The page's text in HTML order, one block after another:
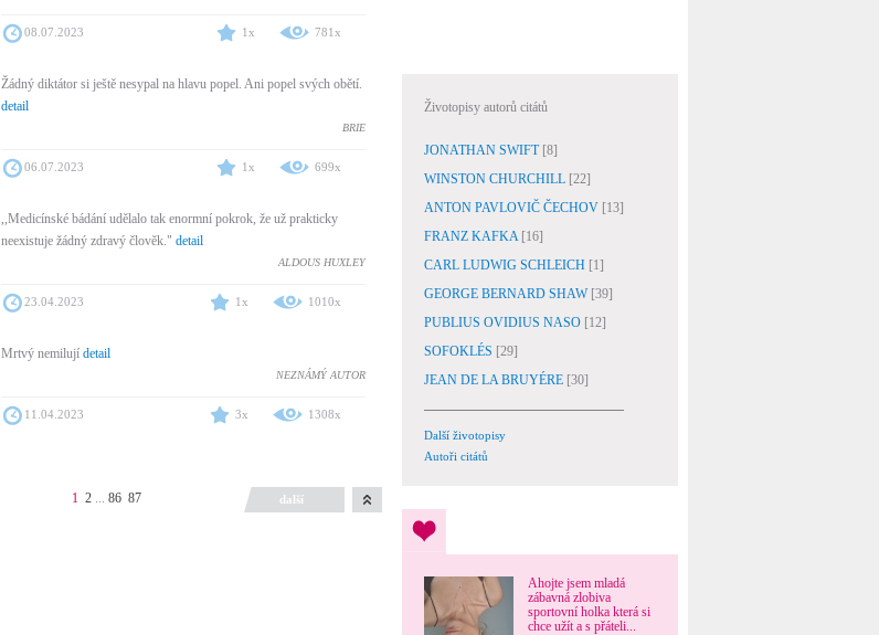
08.07.2023 1x 781x
Žádný diktátor si ještě nesypal na hlavu popel. Ani popel svých obětí.
detail
BRIE
06.07.2023 1x 699x
,,Medicínské bádání udělalo tak enormní pokrok, že už prakticky
neexistuje žádný zdravý člověk." detail
ALDOUS HUXLEY
23.04.2023 1x 1010x
Mrtvý nemilují detail
NEZNÁMÝ AUTOR
11.04.2023 3x 1308x
další
1 2... 86 87
Životopisy autorů citátů
JONATHAN SWIFT [8]
WINSTON CHURCHILL [22]
ANTON PAVLOVIČ ČECHOV [13]
FRANZ KAFKA [16]
CARL LUDWIG SCHLEICH [1]
GEORGE BERNARD SHAW [39]
PUBLIUS OVIDIUS NASO [12]
SOFOKLÉS [29]
JEAN DE LA BRUYÉRE [30]
Další životopisy
Autoři citátů
Ahojte jsem mladá
zábavná zlobiva
sportovní holka která si
chce užít a s přáteli...